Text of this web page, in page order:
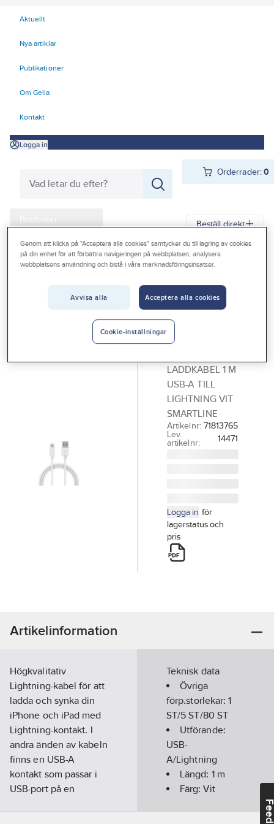
Aktuellt
Nya artiklar
Publikationer
Om Gelia
Kontakt
Logga in
Orderrader:0
Produkter
Kampanjer
Outlet
Beställ direkt
Gelia Produkter Vitvaror & Hemelektronik
Hemelektronik
Laddkabel,
USB-A till
LADDKABEL 1 M
USB-A TILL
LIGHTNING VIT
SMARTLINE
Artikelnr: 71813765
Lev.
artikelnr:
14471
Logga in för
lagerstatus och
pris
Artikelinformation
Högkvalitativ
Lightning-kabel för att
ladda och synka din
iPhone och iPad med
Lightning-kontakt. I
andra änden av kabeln
finns en USB-A
kontakt som passar i
USB-port på en
Teknisk data
Övriga
förp.storlekar:1
ST/5 ST/80 ST
Utförande:
USB-
A/Lightning
Längd: 1m
Färg:Vit
Genom att klicka på "Acceptera alla cookies" samtycker du till lagring av cookies
på din enhet för att förbättra navigeringen på webbplatsen, analysera
webbplatsens användning och bistå i våra marknadsföringsinsatser.
Avvisa alla Acceptera alla cookies
Cookie-inställningar